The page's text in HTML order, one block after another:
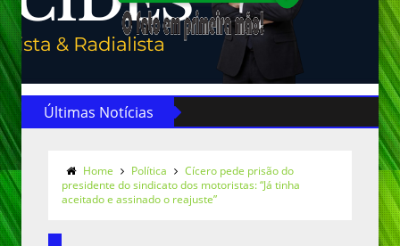
Últimas Notícias
Home Política
Cícero pede prisão do
presidente do sindicato dos motoristas: “Já tinha
aceitado e assinado o reajuste”